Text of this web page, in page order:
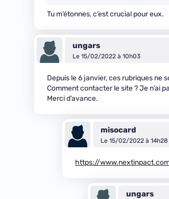
Tu m’étonnes, c’est crucial pour eux.
ungars
Le 15/02/2022 à 10h03
Depuis le 6 janvier, ces rubriques ne
Comment contacter le site ? Je n’ai
Merci d’avance.
misocard
Le 15/02/2022 à 14h28
https://
ungars